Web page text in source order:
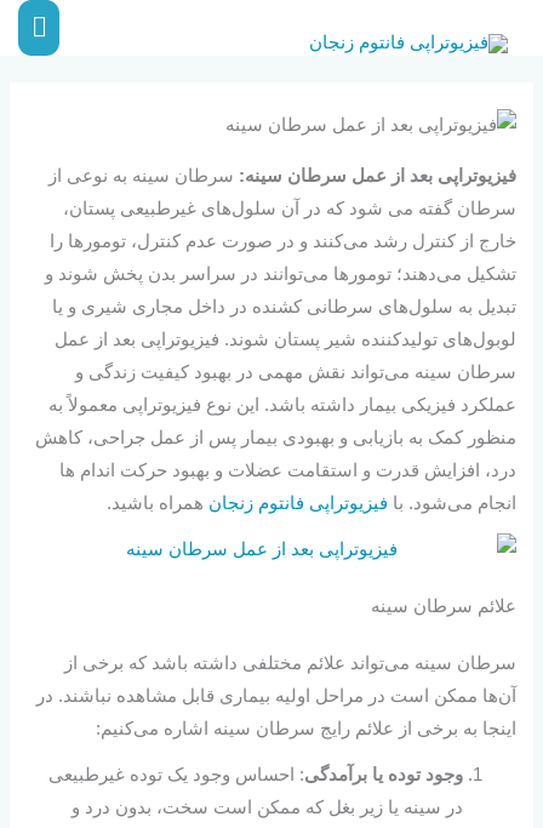
فیزیوتراپی بعد از عمل سرطان سینه: سرطان سینه به نوعی از
سرطان گفته می شود که در آن سلول‌های غیرطبیعی پستان،
خارج از کنترل رشد می‌کنند و در صورت عدم کنترل، تومورها را
تشکیل می‌دهند؛ تومورها می‌توانند در سراسر بدن پخش شوند و
تبدیل به سلول‌های سرطانی کشنده در داخل مجاری شیری و یا
لوبول‌های تولیدکننده شیر پستان شوند. فیزیوتراپی بعد از عمل
سرطان سینه می‌تواند نقش مهمی در بهبود کیفیت زندگی و
عملکرد فیزیکی بیمار داشته باشد. این نوع فیزیوتراپی معمولاً به
منظور کمک به بازیابی و بهبودی بیمار پس از عمل جراحی، کاهش
درد، افزایش قدرت و استقامت عضلات و بهبود حرکت اندام ها
انجام می‌شود. با فیزیوتراپی فانتوم زنجان همراه باشید.
علائم سرطان سینه
سرطان سینه می‌تواند علائم مختلفی داشته باشد که برخی از
آن‌ها ممکن است در مراحل اولیه بیماری قابل مشاهده نباشند. در
اینجا به برخی از علائم رایج سرطان سینه اشاره می‌کنیم:
وجود توده یا برآمدگی: احساس وجود یک توده غیرطبیعی
در سینه یا زیر بغل که ممکن است سخت، بدون درد و